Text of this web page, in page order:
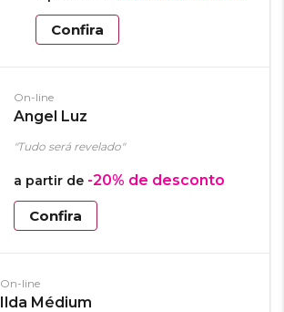
Confira
On-line
Angel Luz
"Tudo será revelado"
a partir de -20% de desconto
Confira
On-line
Ilda Médium